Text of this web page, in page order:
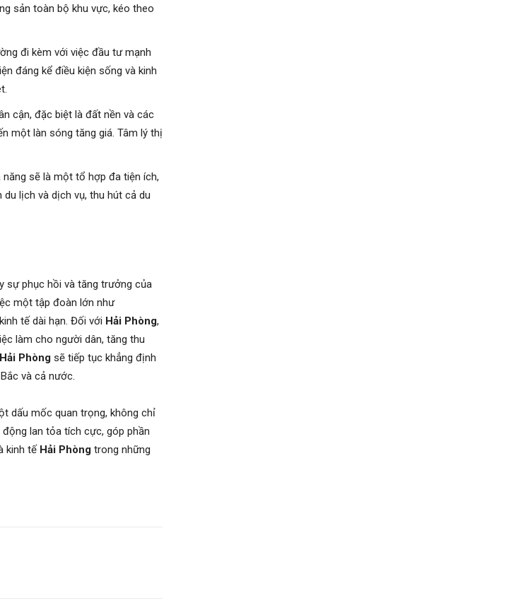
sản toàn bộ khu vực, kéo theo
đi kèm với việc đầu tư mạnh
đáng kể điều kiện sống và kinh
cận, đặc biệt là đất nền và các
một làn sóng tăng giá. Tâm lý thị
năng sẽ là một tổ hợp đa tiện ích,
du lịch và dịch vụ, thu hút cả du
sự phục hồi và tăng trưởng của
một tập đoàn lớn như
tế dài hạn. Đối với Hải Phòng,
làm cho người dân, tăng thu
Hải Phòng sẽ tiếp tục khẳng định
và cả nước.
dấu mốc quan trọng, không chỉ
lan tỏa tích cực, góp phần
kinh tế Hải Phòng trong những